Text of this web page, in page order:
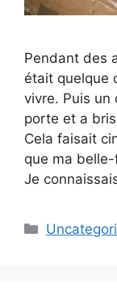
Pendant des
était quelque
vivre. Puis un
porte et a
Cela faisait
que ma
Je
Categories